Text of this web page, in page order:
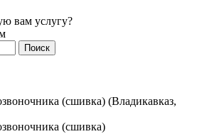
вам услугу?
Поиск
(сшивка) (Владикавказ,
(сшивка)